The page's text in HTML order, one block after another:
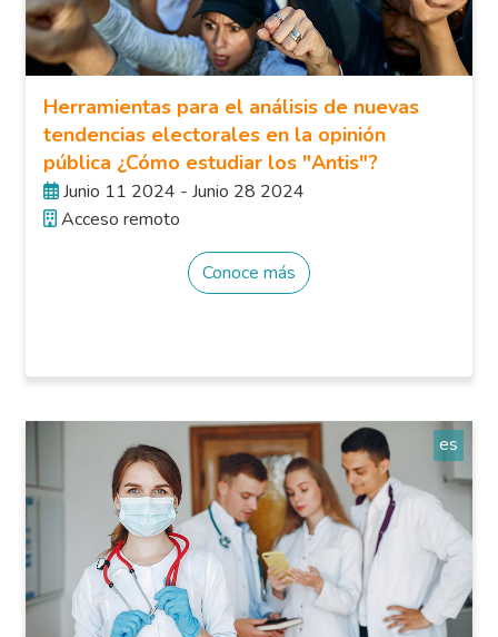
Herramientas para el análisis de nuevas
tendencias electorales en la opinión
pública ¿Cómo estudiar los "Antis"?
Junio 11 2024 - Junio 28 2024
Acceso remoto
Conoce más
es